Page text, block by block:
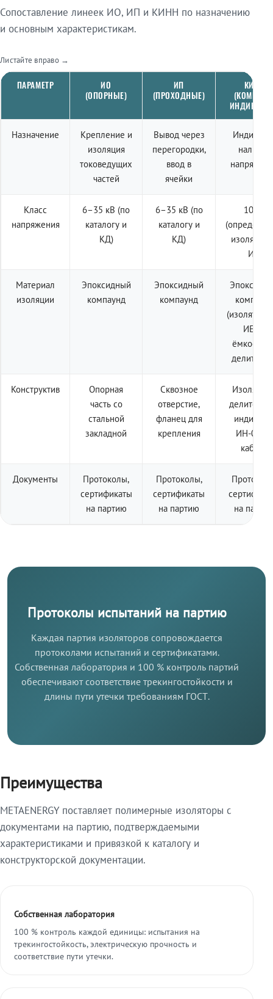
Сопоставление линеек ИО, ИП и КИНН по назначению
и основным характеристикам.
Листайте вправо →
ПАРАМЕТР
ИО
(ОПОРНЫЕ)
ИП
(ПРОХОДНЫЕ)
КИНН
Назначение
Крепление и
изоляция
токоведущих
частей
Вывод через
перегородки,
ввод в
ячейки
наличия
Класс
напряжения
6–35 кВ (по
каталогу и
КД)
6–35 кВ (по
каталогу и
КД)
10 кВ
ИЕ)
Материал
изоляции
Эпоксидный
компаунд
Эпоксидный
компаунд
компаунд
(изолятор
ИЕп с
Конструктив
Опорная
часть со
стальной
закладной
Сквозное
отверстие,
фланец для
крепления
Изолятор
ИН-001 +
кабель
Документы
Протоколы,
сертификаты
на партию
Протоколы,
сертификаты
на партию
на
Протоколы испытаний на партию
Каждая партия изоляторов сопровождается
протоколами испытаний и сертификатами.
Собственная лаборатория и 100 % контроль партий
обеспечивают соответствие трекингостойкости и
длины пути утечки требованиям ГОСТ.
Преимущества
METAENERGY поставляет полимерные изоляторы с
документами на партию, подтверждаемыми
характеристиками и привязкой к каталогу и
конструкторской документации.
Собственная лаборатория
100 % контроль каждой единицы: испытания на
трекингостойкость, электрическую прочность и
соответствие пути утечки.